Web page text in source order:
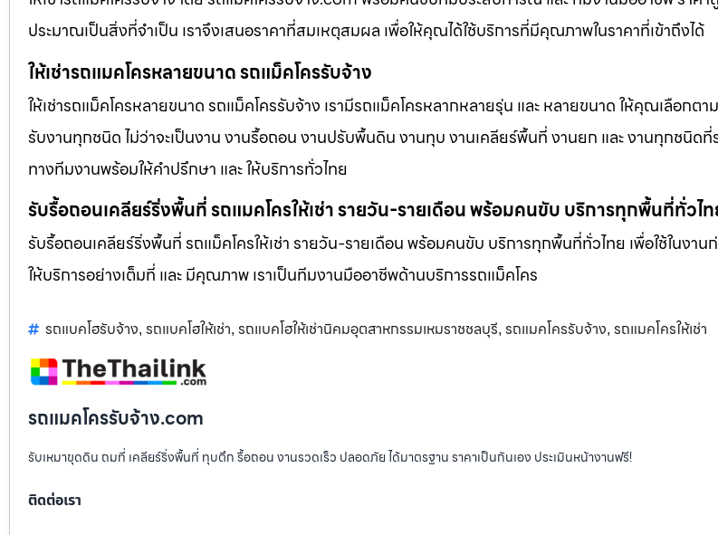
ประมาณเป็นสิ่งที่จำเป็น เราจึงเสนอราคาที่สมเหตุสมผล เพื่อให้คุณได้ใช้บริการที่มีคุณภาพในราคาที่เข้าถึงได้
ให้เช่ารถแมคโครหลายขนาด รถแม็คโครรับจ้าง
ให้เช่ารถแม็คโครหลายขนาด รถแม็คโครรับจ้าง เรามีรถแม็คโครหลากหลายรุ่น และ หลายขนาด ให้คุณเลือกต
รับงานทุกชนิด ไม่ว่าจะเป็นงาน งานรื้อถอน งานปรับพื้นดิน งานทุบ งานเคลียร์พื้นที่ งานยก และ งานทุกชนิดที่
ทางทีมงานพร้อมให้คำปรึกษา และ ให้บริการทั่วไทย
รับรื้อถอนเคลียร์ริ่งพื้นที่ รถแมคโครให้เช่า รายวัน-รายเดือน พร้อมคนขับ บริการทุกพื้นที่ทั่วไ
รับรื้อถอนเคลียร์ริ่งพื้นที่ รถแม็คโครให้เช่า รายวัน-รายเดือน พร้อมคนขับ บริการทุกพื้นที่ทั่วไทย เพื่อใช้ในงา
ให้บริการอย่างเต็มที่ และ มีคุณภาพ เราเป็นทีมงานมืออาชีพด้านบริการรถแม็คโคร
รถแบคโฮรับจ้าง, รถแบคโฮให้เช่า, รถแบคโฮให้เช่านิคมอุตสาหกรรมเหมราชชลบุรี, รถแมคโครรับจ้าง, รถแมคโครให้เช่า
รถแมคโครรับจ้าง.com
รับเหมาขุดดิน ถมที่ เคลียร์ริ่งพื้นที่ ทุบตึก รื้อถอน งานรวดเร็ว ปลอดภัย ได้มาตรฐาน ราคาเป็นกันเอง ประเมินหน้างานฟรี!
ติดต่อเรา